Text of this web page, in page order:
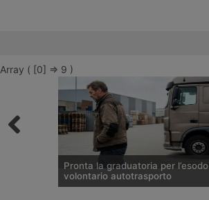
Array ( [0] => 9 )
Pronta la graduatoria per l’esodo
volontario autotrasporto